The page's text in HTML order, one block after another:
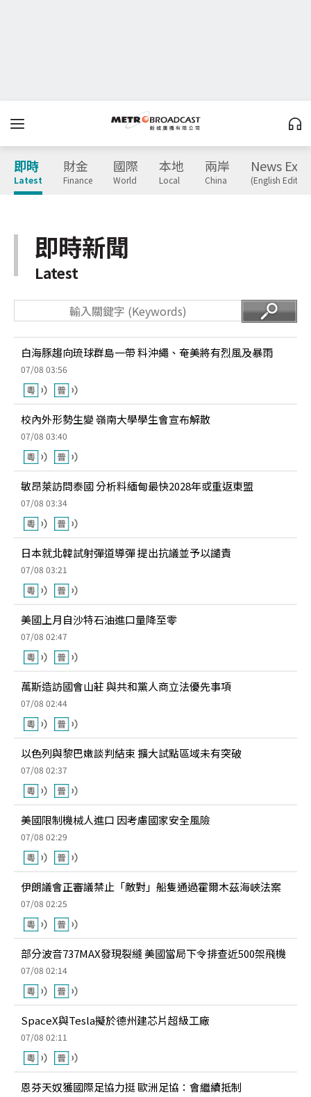
即時
Latest
財金
Finance
國際
World
本地
Local
兩岸
China
News
(English
即時新聞
Latest
白海豚趨向琉球群島一帶 料沖繩、奄美將有烈風及暴雨
07/08 03:56
校內外形勢生變 嶺南大學學生會宣布解散
07/08 03:40
敏昂萊訪問泰國 分析料緬甸最快2028年或重返東盟
07/08 03:34
日本就北韓試射彈道導彈 提出抗議並予以譴責
07/08 03:21
美國上月自沙特石油進口量降至零
07/08 02:47
萬斯造訪國會山莊 與共和黨人商立法優先事項
07/08 02:44
以色列與黎巴嫩談判結束 擴大試點區域未有突破
07/08 02:37
美國限制機械人進口 因考慮國家安全風險
07/08 02:29
伊朗議會正審議禁止「敵對」船隻通過霍爾木茲海峽法案
07/08 02:25
部分波音737MAX發現裂縫 美國當局下令排查近500架飛機
07/08 02:14
SpaceX與Tesla擬於德州建芯片超級工廠
07/08 02:11
恩芬天奴獲國際足協力挺 歐洲足協：會繼續抵制